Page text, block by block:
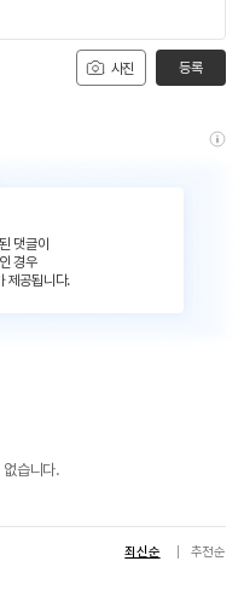
사진 등록
댓글이
경우
제공됩니다.
습니다.
최신순 추천순